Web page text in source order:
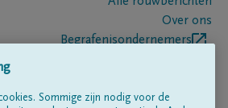
Over ons
Begrafenisondernemers
Sommige zijn nodig voor de